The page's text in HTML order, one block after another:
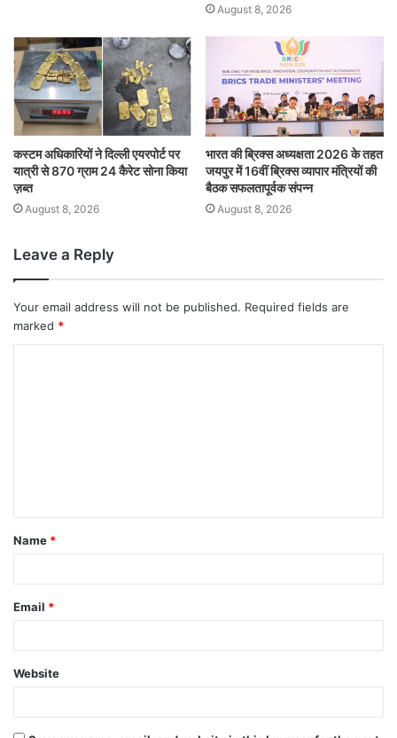
August 8, 2026
कस्टम अधिकारियों ने दिल्ली एयरपोर्ट पर
यात्री से 870 ग्राम 24 कैरेट सोना किया
ज़ब्त
August 8, 2026
भारत की ब्रिक्‍स अध्यक्षता 2026 के तहत
जयपुर में 16वीं ब्रिक्‍स व्यापार मंत्रियों की
बैठक सफलतापूर्वक संपन्न
August 8, 2026
Leave a Reply
Your email address will not be published. Required fields are
marked *
Name *
Email *
Website